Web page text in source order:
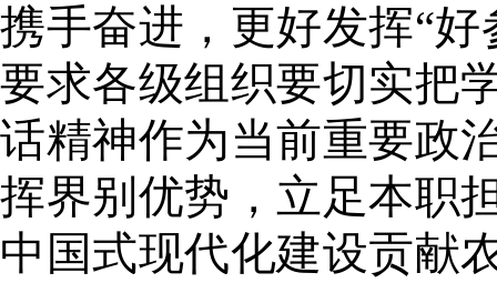
携手奋进，更好发挥“
要求各级组织要切实把
话精神作为当前重要政
挥界别优势，立足本职
中国式现代化建设贡献